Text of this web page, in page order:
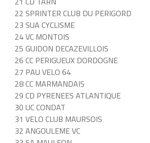
22 SPRINTER CLUB DU PERIGORD
23 SUA CYCLISME
24 VC MONTOIS
25 GUIDON DECAZEVILLOIS
26 CC PERIGUEUX DORDOGNE
27 PAU VELO 64
28 CC MARMANDAIS
29 CD PYRENEES ATLANTIQUE
30 UC CONDAT
31 VELO CLUB MAURSOIS
32 ANGOULEME VC